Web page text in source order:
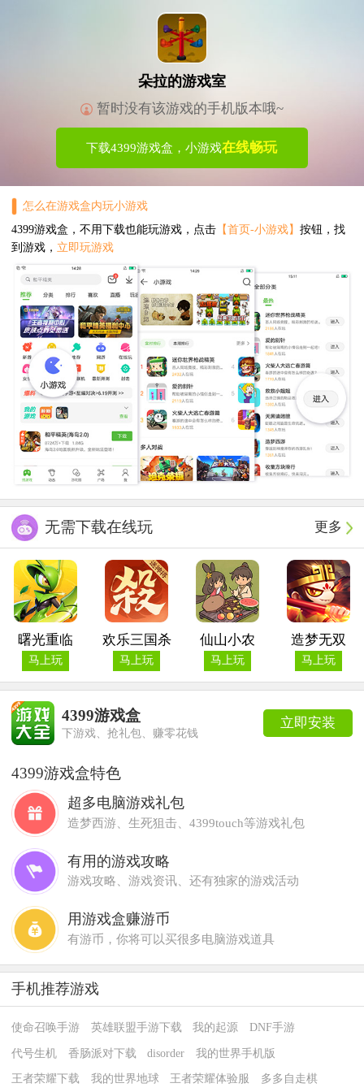
朵拉的游戏室
暂时没有该游戏的手机版本哦~
下载4399游戏盒，小游戏在线畅玩
怎么在游戏盒内玩小游戏
4399游戏盒，不用下载也能玩游戏，点击【首页-小游戏】 按钮，找
到游戏， 立即玩游戏
更多
无需下载在线玩
曙光重临
马上玩
欢乐三国杀
马上玩
仙山小农
马上玩
造梦无双
马上玩
立即安装
4399游戏盒
下游戏、抢礼包、赚零花钱
4399游戏盒特色
超多电脑游戏礼包
造梦西游、生死狙击、4399touch等游戏礼包
有用的游戏攻略
游戏攻略、游戏资讯、还有独家的游戏活动
用游戏盒赚游币
有游币，你将可以买很多电脑游戏道具
手机推荐游戏
使命召唤手游 英雄联盟手游下载 我的起源 DNF手游
代号生机 香肠派对下载 disorder 我的世界手机版
王者荣耀下载 我的世界地球 王者荣耀体验服 多多自走棋